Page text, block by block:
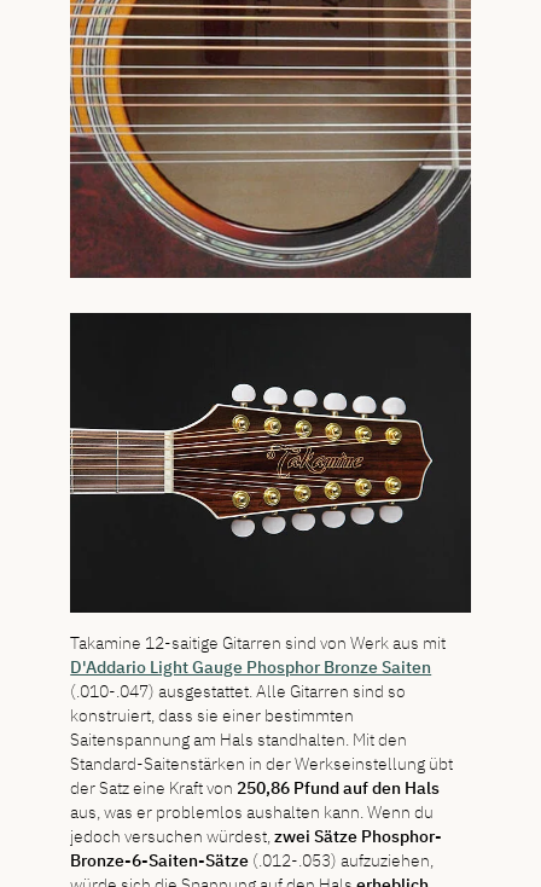
Takamine 12-saitige Gitarren sind von Werk aus mit
D'Addario Light Gauge Phosphor Bronze Saiten
(.010-.047) ausgestattet. Alle Gitarren sind so
konstruiert, dass sie einer bestimmten
Saitenspannung am Hals standhalten. Mit den
Standard-Saitenstärken in der Werkseinstellung übt
der Satz eine Kraft von 250,86 Pfund auf den Hals
aus, was er problemlos aushalten kann. Wenn du
jedoch versuchen würdest,zwei Sätze Phosphor-
Bronze-6-Saiten-Sätze (.012-.053) aufzuziehen,